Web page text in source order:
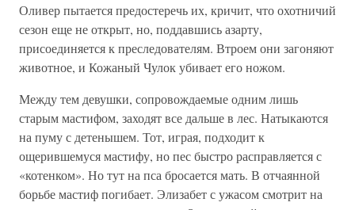
Оливер пытается предостеречь их, кричит, что охотничий
сезон еще не открыт, но, поддавшись азарту,
присоединяется к преследователям. Втроем они загоняют
животное, и Кожаный Чулок убивает его ножом.
Между тем девушки, сопровождаемые одним лишь
старым мастифом, заходят все дальше в лес. Натыкаются
на пуму с детенышем. Тот, играя, подходит к
ощерившемуся мастифу, но пес быстро расправляется с
«котенком». Но тут на пса бросается мать. В отчаянной
борьбе мастиф погибает. Элизабет с ужасом смотрит на